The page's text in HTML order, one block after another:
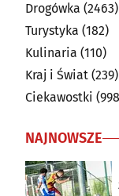
Drogówka (2463)
Turystyka (182)
Kulinaria (110)
Kraj i Świat (239)
Ciekawostki
NAJNOWSZE